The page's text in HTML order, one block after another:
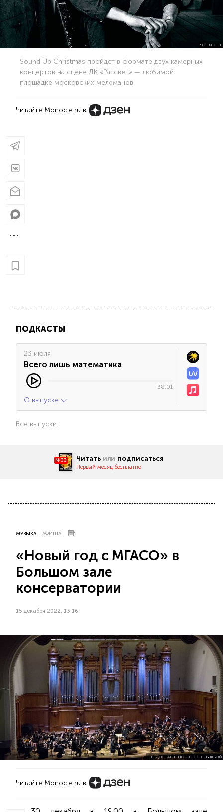
SOUND UP
Sound Up Christmas пройдет в формате двух камерных
концертов на сцене ДК «Рассвет» — любимой
площадке московских меломанов
Читайте Monocle.ru в
ПОДКАСТЫ
23 июля
Всего лишь математика
38:01
О выпуске
Все выпуски
№33 Читать или подписаться
Первый месяц бесплатно
МУЗЫКА АФИША
«Новый год с МГАСО» в
Большом зале
консерватории
15 декабря 2022, 13:16
ПРЕДОСТАВЛЕНО ПРЕСС-СЛУЖБОЙ
Читайте Monocle.ru в